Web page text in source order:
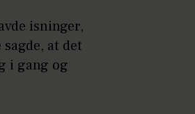
isninger,
at det
i gang og